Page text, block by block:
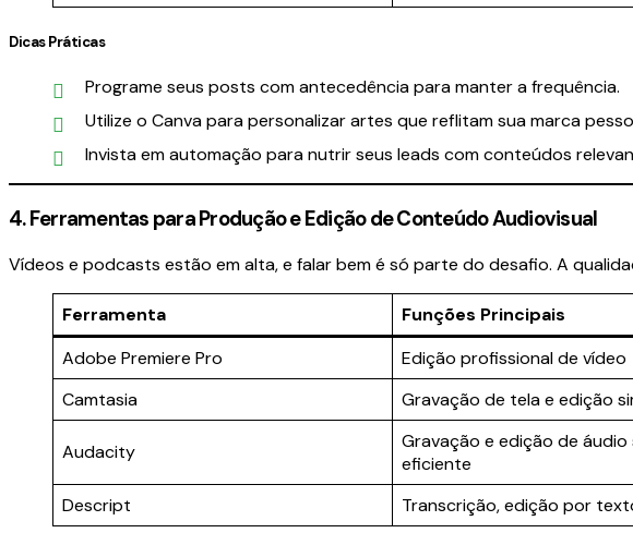
Dicas Práticas
Programe seus posts com antecedência para manter a frequência.
Utilize o Canva para personalizar artes que reflitam sua marca
Invista em automação para nutrir seus leads com conteúdos
4. Ferramentas para Produção e Edição de Conteúdo Audiovisual
Vídeos e podcasts estão em alta, e falar bem é só parte do desafio. A
Ferramenta Funções Principais
Adobe Premiere Pro
Edição profissional de vídeo
Camtasia
Gravação de tela e edição
Audacity
Gravação e edição de áudio
eficiente
Descript Transcrição, edição por